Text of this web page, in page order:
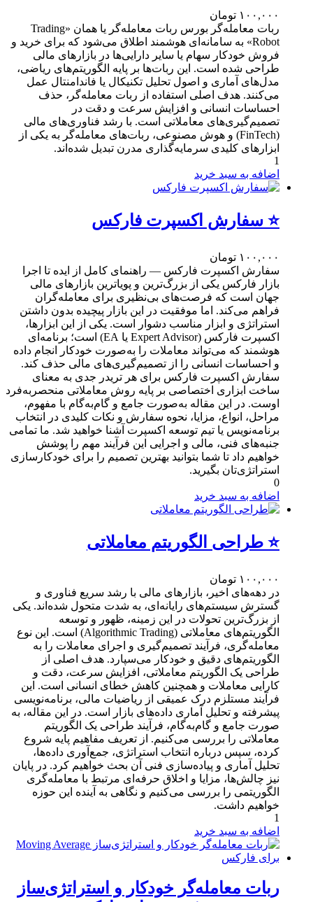
۱۰۰,۰۰۰ تومان
ربات معامله‌گر بورس ربات معامله‌گر یا همان «Trading
Robot» به سامانه‌ای هوشمند اطلاق می‌شود که برای خرید و
فروش خودکار سهام یا سایر دارایی‌ها در بازارهای مالی
طراحی شده است. این ربات‌ها بر پایه الگوریتم‌های ریاضی،
مدل‌های آماری و اصول تحلیل تکنیکال یا فاندامنتال عمل
می‌کنند. هدف اصلی استفاده از ربات معامله‌گر، حذف
احساسات انسانی و افزایش سرعت و دقت در
تصمیم‌گیری‌های معاملاتی است. با رشد فناوری‌های مالی
(FinTech) و هوش مصنوعی، ربات‌های معامله‌گر به یکی از
ابزارهای کلیدی سرمایه‌گذاری مدرن تبدیل شده‌اند.
1
اضافه به سبد خرید
⭐ سفارش اکسپرت فارکس
۱۰۰,۰۰۰ تومان
سفارش اکسپرت فارکس — راهنمای کامل از ایده تا اجرا
بازار فارکس یکی از بزرگ‌ترین و پویاترین بازارهای مالی
جهان است که فرصت‌های بی‌نظیری برای معامله‌گران
فراهم می‌کند. اما موفقیت در این بازار پیچیده بدون داشتن
استراتژی و ابزار مناسب دشوار است. یکی از این ابزارها،
اکسپرت فارکس (Expert Advisor یا EA) است؛ برنامه‌ای
هوشمند که می‌تواند معاملات را به‌صورت خودکار انجام داده
و احساسات انسانی را از تصمیم‌گیری‌های مالی حذف کند.
سفارش اکسپرت فارکس برای هر تریدر جدی به معنای
ساخت ابزاری اختصاصی بر پایه روش معاملاتی منحصربه‌فرد
اوست. در این مقاله به‌صورت جامع و گام‌به‌گام با مفهوم،
مراحل، انواع، مزایا، نحوه سفارش و نکات کلیدی در انتخاب
برنامه‌نویس یا تیم توسعه اکسپرت آشنا خواهید شد. ما تمامی
جنبه‌های فنی، مالی و اجرایی این فرآیند مهم را پوشش
خواهیم داد تا شما بتوانید بهترین تصمیم را برای خودکارسازی
استراتژی‌تان بگیرید.
0
اضافه به سبد خرید
⭐ طراحی الگوریتم معاملاتی
۱۰۰,۰۰۰ تومان
در دهه‌های اخیر، بازارهای مالی با رشد سریع فناوری و
گسترش سیستم‌های رایانه‌ای، به شدت متحول شده‌اند. یکی
از بزرگ‌ترین تحولات در این زمینه، ظهور و توسعه
الگوریتم‌های معاملاتی (Algorithmic Trading) است. این نوع
معامله‌گری، فرآیند تصمیم‌گیری و اجرای معاملات را به
الگوریتم‌های دقیق و خودکار می‌سپارد. هدف اصلی از
طراحی یک الگوریتم معاملاتی، افزایش سرعت، دقت و
کارایی معاملات و همچنین کاهش خطای انسانی است. این
فرآیند مستلزم درک عمیقی از ریاضیات مالی، برنامه‌نویسی
پیشرفته و تحلیل آماری داده‌های بازار است. در این مقاله، به
صورت جامع و گام‌به‌گام، فرآیند طراحی یک الگوریتم
معاملاتی را بررسی می‌کنیم. از تعریف مفاهیم پایه شروع
کرده، سپس درباره انتخاب استراتژی، جمع‌آوری داده‌ها،
تحلیل آماری و پیاده‌سازی فنی آن بحث خواهیم کرد. در پایان
نیز چالش‌ها، مزایا و اخلاق حرفه‌ای مرتبط با معامله‌گری
الگوریتمی را بررسی می‌کنیم و نگاهی به آینده این حوزه
خواهیم داشت.
1
اضافه به سبد خرید
ربات معامله‌گر خودکار و استراتژی‌ساز